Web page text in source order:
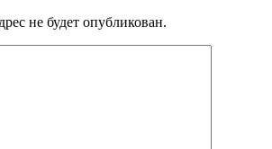
не будет опубликован.